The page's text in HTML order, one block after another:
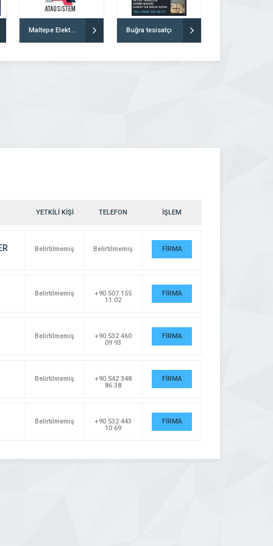
Maltepe Elektrikçi Atag Sistem Buğra tesisatçı
YETKİLİ KİŞİ TELEFON İŞLEM
Belirtilmemiş Belirtilmemiş FİRMA
Belirtilmemiş
+90 507 155
11 02
FİRMA
Belirtilmemiş
+90 532 460
09 93
FİRMA
Belirtilmemiş
+90 542 348
86 38
FİRMA
Belirtilmemiş
+90 532 443
10 69
FİRMA